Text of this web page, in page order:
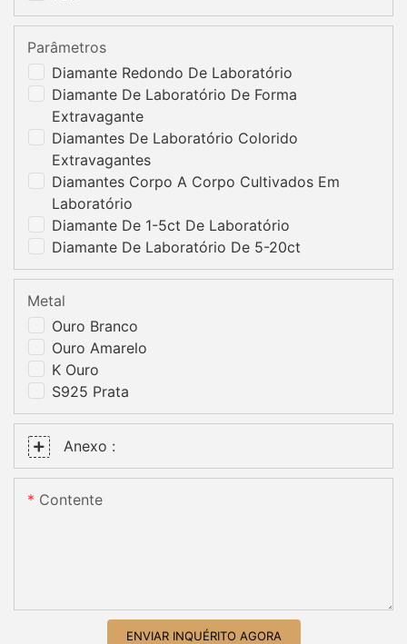
Diamante Redondo De Laboratório
Diamante De Laboratório De Forma
Extravagante
Diamantes De Laboratório Colorido
Extravagantes
Diamantes Corpo A Corpo Cultivados Em
Laboratório
Diamante De 1-5ct De Laboratório
Diamante De Laboratório De 5-20ct
Parâmetros
Ouro Branco
Ouro Amarelo
K Ouro
S925 Prata
Metal
Anexo :
Contente
ENVIAR INQUÉRITO AGORA